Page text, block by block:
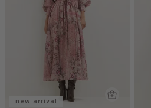
new arrival